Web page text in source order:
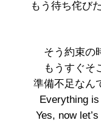
もう待ち侘び
そう約束の
もうすぐそ
準備不足なん
Everything
Yes, now